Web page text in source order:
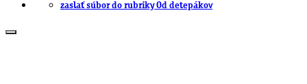
zaslať súbor do rubriky Od detepákov